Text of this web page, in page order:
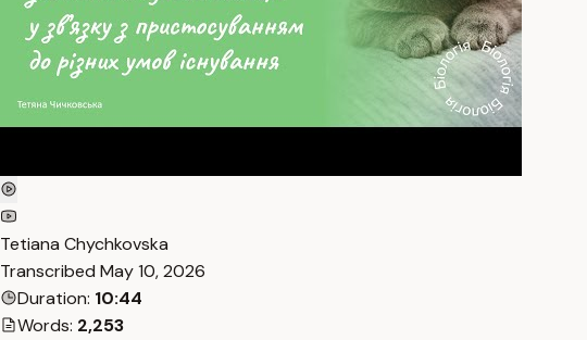
Tetiana Chychkovska
Transcribed May 10, 2026
Duration: 10:44
Words: 2,253